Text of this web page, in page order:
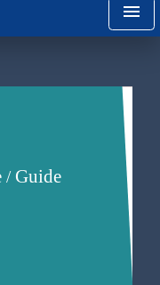
menu
/Guide